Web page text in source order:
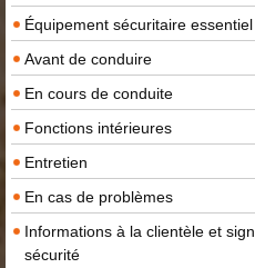
Équipement sécuritaire essentiel
Avant de conduire
En cours de conduite
Fonctions intérieures
Entretien
En cas de problèmes
Informations à la clientèle et
sécurité